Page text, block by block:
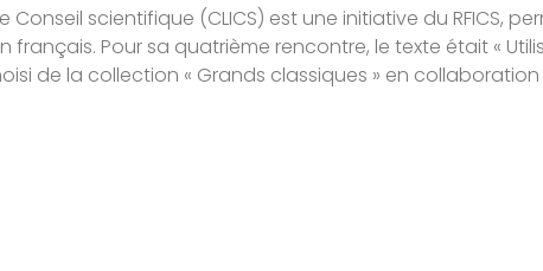
Conseil scientifique (CLICS) est une initiative du RFICS,
français. Pour sa quatrième rencontre, le texte était «
de la collection « Grands classiques » en collaboration